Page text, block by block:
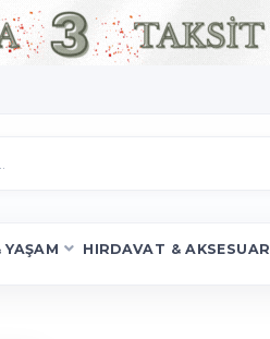
YAŞAM HIRDAVAT & AKSESUAR